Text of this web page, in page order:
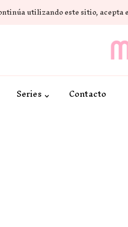
utilizando este sitio, acepta
Series Contacto